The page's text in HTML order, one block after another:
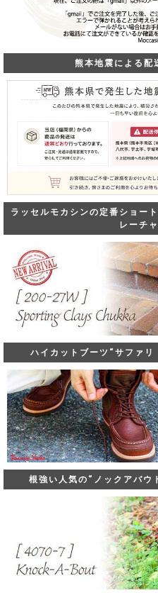
熊本地震による配
ラッセルモカシンの定番ショー
レーチ
ハイカットブーツ“サファ
根強い人気の“ノックアバ